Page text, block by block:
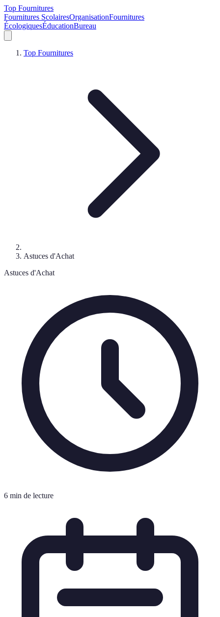
Top Fournitures
Fournitures ScolairesOrganisationFournitures
ÉcologiquesÉducationBureau
Top Fournitures
Astuces d'Achat
Astuces d'Achat
6 min de lecture